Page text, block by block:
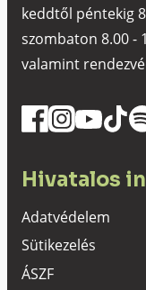
keddtől péntekig
szombaton 8.00 -
valamint
Hivatalos
Adatvédelem
Sütikezelés
ÁSZF